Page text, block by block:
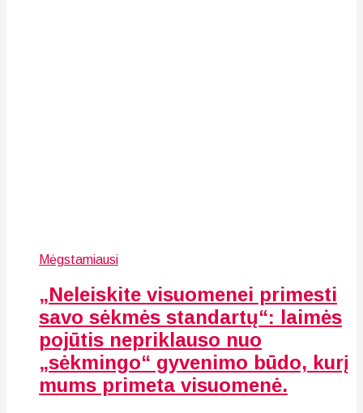
Mėgstamiausi
„Neleiskite visuomenei primesti
savo sėkmės standartų“: laimės
pojūtis nepriklauso nuo
„sėkmingo“ gyvenimo būdo, kurį
mums primeta visuomenė.